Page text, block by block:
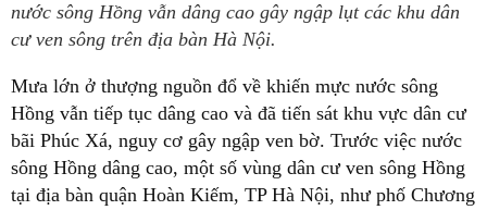
nước sông Hồng vẫn dâng cao gây ngập lụt các khu dân
cư ven sông trên địa bàn Hà Nội.
Mưa lớn ở thượng nguồn đổ về khiến mực nước sông
Hồng vẫn tiếp tục dâng cao và đã tiến sát khu vực dân cư
bãi Phúc Xá, nguy cơ gây ngập ven bờ. Trước việc nước
sông Hồng dâng cao, một số vùng dân cư ven sông Hồng
tại địa bàn quận Hoàn Kiếm, TP Hà Nội, như phố Chương